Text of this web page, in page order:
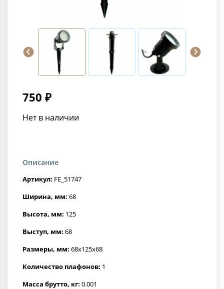
750 ₽
Нет в наличии
Описание
Артикул: FE_51747
Ширина, мм: 68
Высота, мм: 125
Выступ, мм: 68
Размеры, мм: 68x125x68
Количество плафонов: 1
Масса брутто, кг: 0.001